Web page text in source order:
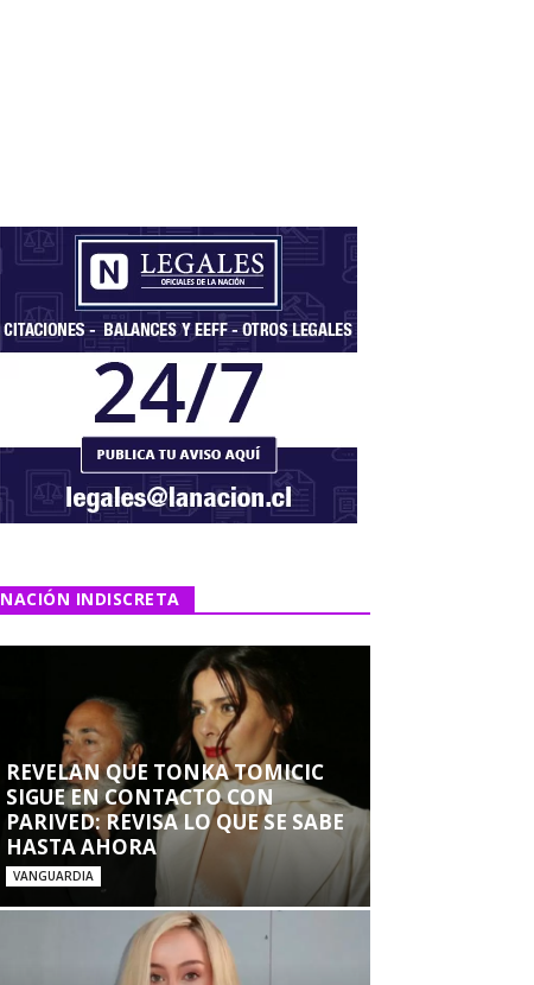
NACIÓN INDISCRETA
REVELAN QUE TONKA TOMICIC
SIGUE EN CONTACTO CON
PARIVED: REVISA LO QUE SE SABE
HASTA AHORA
VANGUARDIA